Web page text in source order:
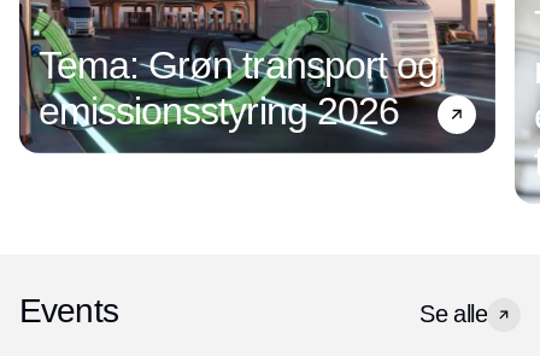
Tema: Grøn transport og
emissionsstyring 2026
Events Se alle